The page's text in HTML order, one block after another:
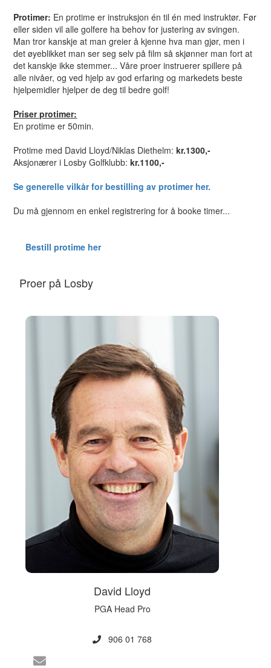
Protimer: En protime er instruksjon én til én med instruktør. Før
eller siden vil alle golfere ha behov for justering av svingen.
Man tror kanskje at man greier å kjenne hva man gjør, men i
det øyeblikket man ser seg selv på film så skjønner man fort at
det kanskje ikke stemmer... Våre proer instruerer spillere på
alle nivåer, og ved hjelp av god erfaring og markedets beste
hjelpemidler hjelper de deg til bedre golf!
Priser protimer:
En protime er 50min.
Protime med David Lloyd/Niklas Diethelm:kr.1300,-
Aksjonærer i Losby Golfklubb:kr.1100,-
Se generelle vilkår for bestilling av protimer her.
Du må gjennom en enkel registrering for å booke timer...
Bestill protime her
Proer på Losby
David Lloyd
PGA Head Pro
906 01 768